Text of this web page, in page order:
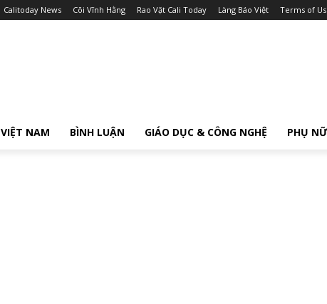
Calitoday News Cõi Vĩnh Hằng Rao Vặt Cali Today Làng Báo Việt Terms of
VIỆT NAM BÌNH LUẬN GIÁO DỤC & CÔNG NGHỆ PHỤ NỮ